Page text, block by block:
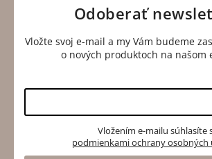
Odoberať
Vložte svoj e-mail a my Vám budeme
o nových produktoch na našom
podmienkami ochrany osobných